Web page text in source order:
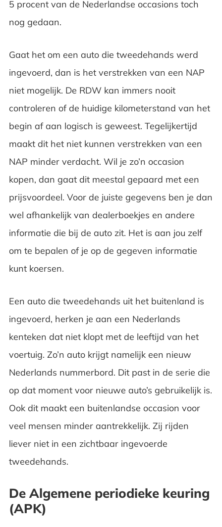
5 procent van de Nederlandse occasions toch
nog gedaan.
Gaat het om een auto die tweedehands werd
ingevoerd, dan is het verstrekken van een NAP
niet mogelijk. De RDW kan immers nooit
controleren of de huidige kilometerstand van het
begin af aan logisch is geweest. Tegelijkertijd
maakt dit het niet kunnen verstrekken van een
NAP minder verdacht. Wil je zo’n occasion
kopen, dan gaat dit meestal gepaard met een
prijsvoordeel. Voor de juiste gegevens ben je dan
wel afhankelijk van dealerboekjes en andere
informatie die bij de auto zit. Het is aan jou zelf
om te bepalen of je op de gegeven informatie
kunt koersen.
Een auto die tweedehands uit het buitenland is
ingevoerd, herken je aan een Nederlands
kenteken dat niet klopt met de leeftijd van het
voertuig. Zo’n auto krijgt namelijk een nieuw
Nederlands nummerbord. Dit past in de serie die
op dat moment voor nieuwe auto’s gebruikelijk is.
Ook dit maakt een buitenlandse occasion voor
veel mensen minder aantrekkelijk. Zij rijden
liever niet in een zichtbaar ingevoerde
tweedehands.
De Algemene periodieke keuring
(APK)